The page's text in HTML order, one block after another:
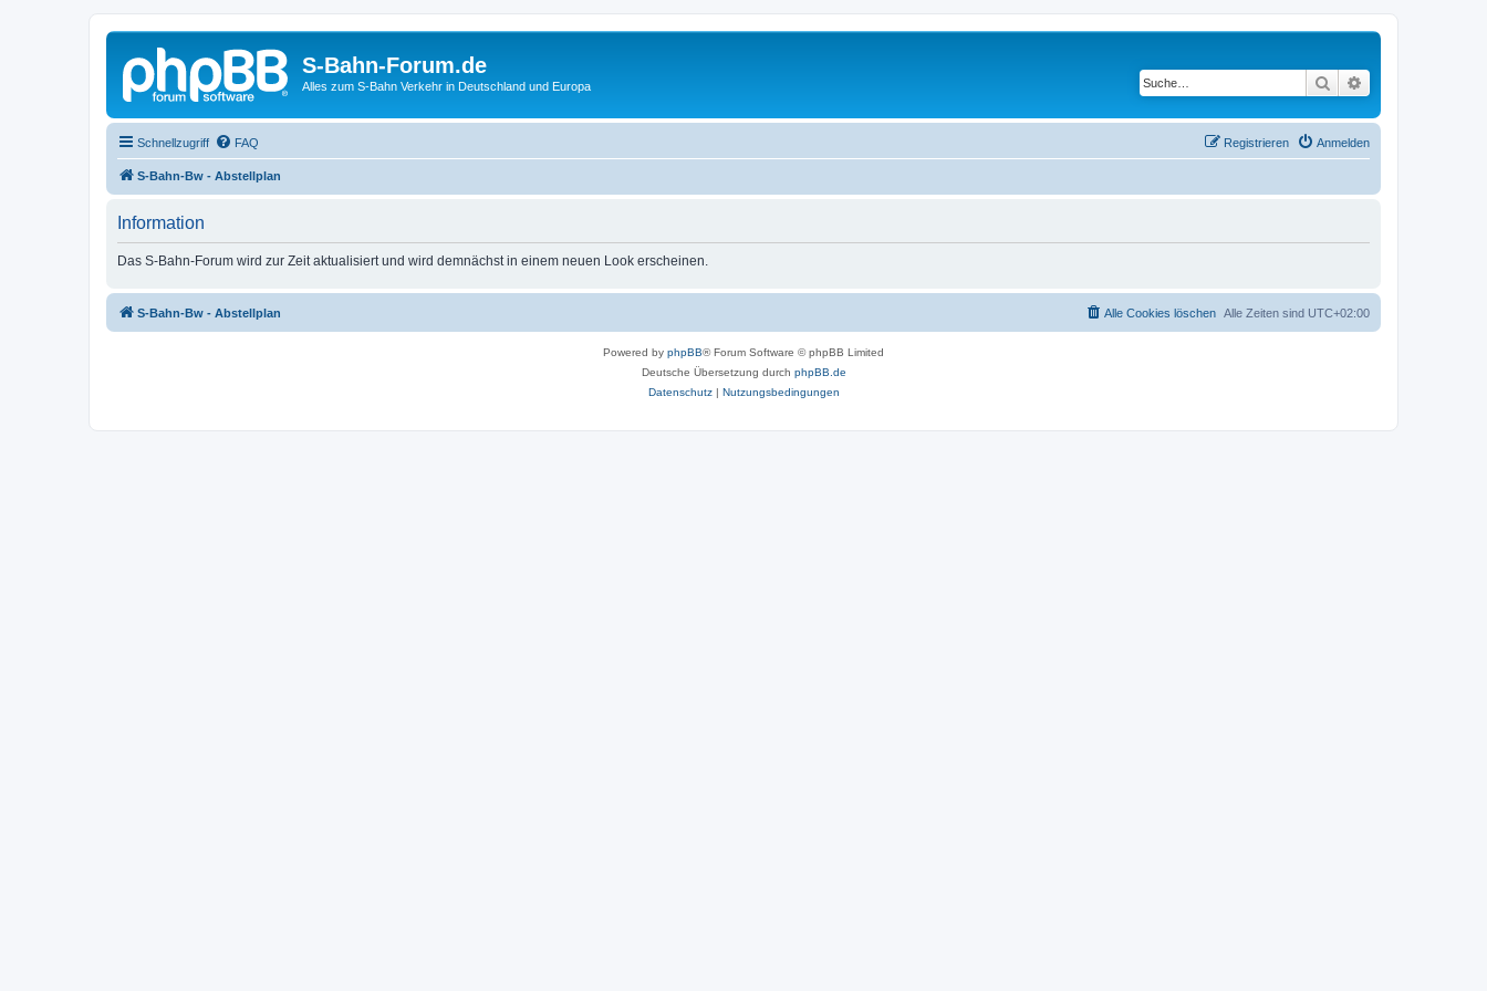
S-Bahn-Forum.de
Alles zum S-Bahn Verkehr in Deutschland und Europa Suche
Schnellzugriff FAQ Anmelden
Registrieren
S-Bahn-Bw - Abstellplan
Information
Das S-Bahn-Forum wird zur Zeit aktualisiert und wird demnächst in einem neuen Look erscheinen.
S-Bahn-Bw - Abstellplan Alle Zeiten sind UTC+02:00
Alle Cookies löschen
Powered by phpBB® Forum Software © phpBB Limited
Deutsche Übersetzung durch phpBB.de
Datenschutz| Nutzungsbedingungen